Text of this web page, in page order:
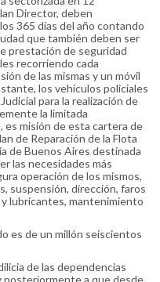
Director, deben
365 días del año contando
que también deben ser
prestación de seguridad
recorriendo cada
de las mismas y un móvil
los vehículos policiales
para la realización de
la limitada
es misión de esta cartera de
de Reparación de la Flota
de Buenos Aires destinada
las necesidades más
operación de los mismos,
suspensión, dirección, faros
lubricantes, mantenimiento
es de un millón seiscientos
de las dependencias
a que desde